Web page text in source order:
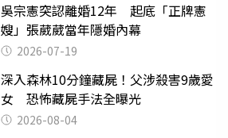
吳宗憲突認離婚12年 起底「正牌憲
嫂」張葳葳當年隱婚內幕
2026-07-19
深入森林10分鐘藏屍！父涉殺害9歲愛
女 恐怖藏屍手法全曝光
2026-08-04